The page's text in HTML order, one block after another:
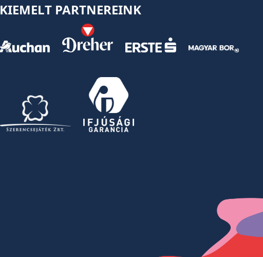
KIEMELT PARTNEREINK